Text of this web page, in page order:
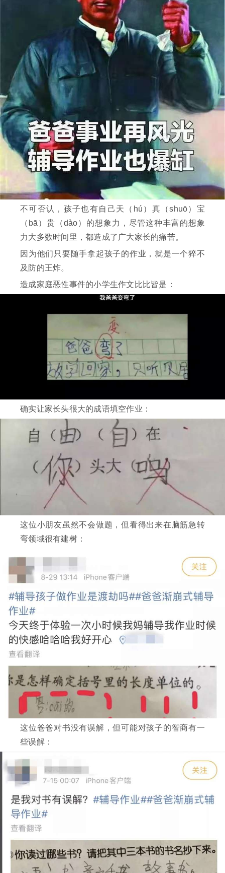
不可否认，孩子也有自己天（hú）真（shuō）宝
（bā）贵（dào）的想象力，尽管这种丰富的想象
力大多数时间里，都造成了广大家长的痛苦。
因为他们只要随手拿起孩子的作业，就是一个猝不
及防的王炸。
造成家庭恶性事件的小学生作文比比皆是：
确实让家长头很大的成语填空作业：
这位小朋友虽然不会做题，但看得出来在脑筋急转
弯领域很有建树：
这位爸爸对书没有误解，但可能对孩子的智商有一
些误解：